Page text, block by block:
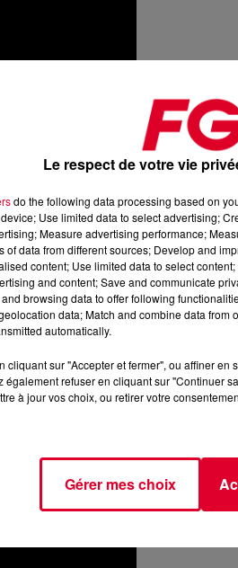
/ Stumblin' In / Fall At Your Feet
Le respect de votre vie
do the following data processing based on
Use limited data to select advertising;
Measure advertising performance;
of data from different sources; Develop and
content; Use limited data to select
and content; Save and communicate
browsing data to offer following
data; Match and combine data
automatically.
cliquant sur "Accepter et fermer", ou affiner
également refuser en cliquant sur "Continuer
à jour vos choix, ou retirer votre
Gérer mes choix